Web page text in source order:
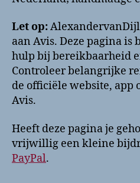
Let op:
aan Avis. Deze pagina is
hulp bij bereikbaarheid
Controleer belangrijke
de officiële website, app
Avis.
Heeft deze pagina je
vrijwillig een kleine
PayPal.